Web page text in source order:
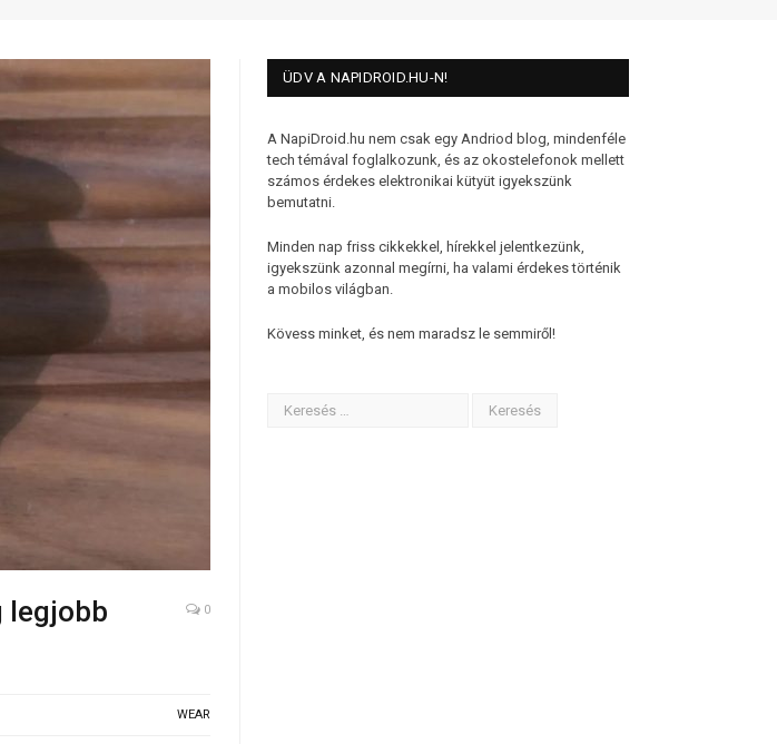
legjobb
0
WEAR
ÜDV A NAPIDROID.HU-N!
A NapiDroid.hu nem csak egy Andriod blog, mindenféle
tech témával foglalkozunk, és az okostelefonok mellett
számos érdekes elektronikai kütyüt igyekszünk
bemutatni.
Minden nap friss cikkekkel, hírekkel jelentkezünk,
igyekszünk azonnal megírni, ha valami érdekes történik
a mobilos világban.
Kövess minket, és nem maradsz le semmiről!